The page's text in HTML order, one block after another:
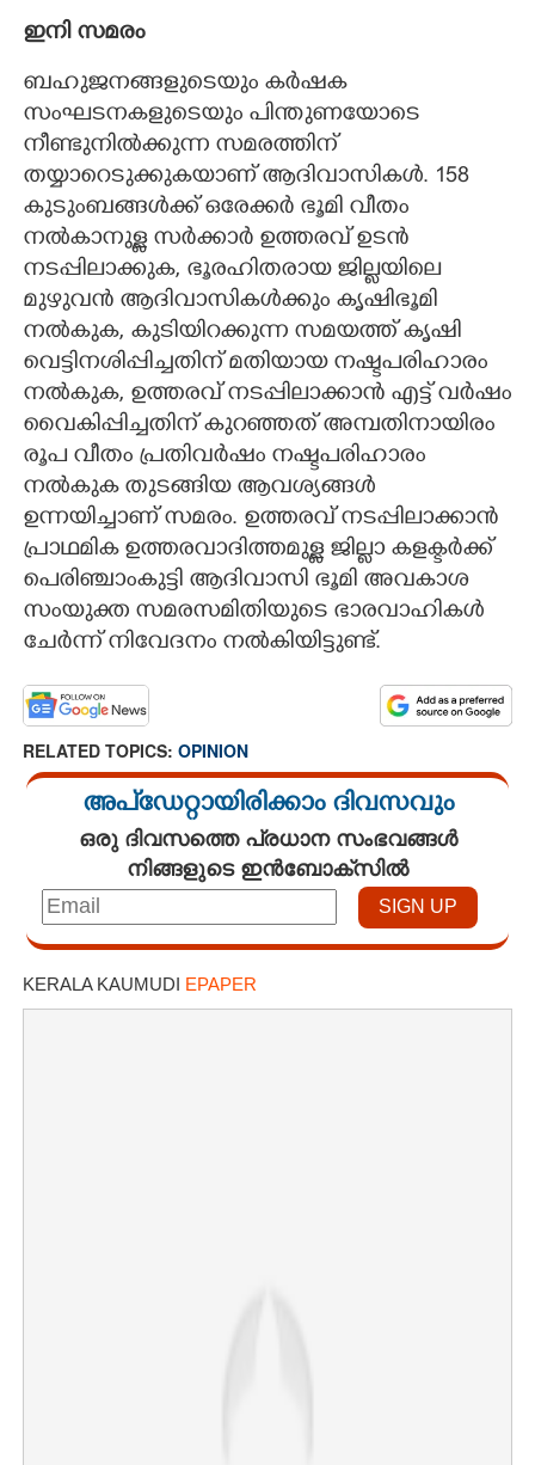
ഇനി സമരം
ബഹുജനങ്ങളുടെയും കർഷക
സംഘടനകളുടെയും പിന്തുണയോടെ
നീണ്ടുനിൽക്കുന്ന സമരത്തിന്
തയ്യാറെടുക്കുകയാണ് ആദിവാസികൾ. 158
കുടുംബങ്ങൾക്ക് ഒരേക്കർ ഭൂമി വീതം
നൽകാനുള്ള സർക്കാർ ഉത്തരവ് ഉടൻ
നടപ്പിലാക്കുക, ഭൂരഹിതരായ ജില്ലയിലെ
മുഴുവൻ ആദിവാസികൾക്കും കൃഷിഭൂമി
നൽകുക, കുടിയിറക്കുന്ന സമയത്ത് കൃഷി
വെട്ടിനശിപ്പിച്ചതിന് മതിയായ നഷ്ടപരിഹാരം
നൽകുക, ഉത്തരവ് നടപ്പിലാക്കാൻ എട്ട് വർഷം
വൈകിപ്പിച്ചതിന് കുറഞ്ഞത് അമ്പതിനായിരം
രൂപ വീതം പ്രതിവർഷം നഷ്ടപരിഹാരം
നൽകുക തുടങ്ങിയ ആവശ്യങ്ങൾ
ഉന്നയിച്ചാണ് സമരം. ഉത്തരവ് നടപ്പിലാക്കാൻ
പ്രാഥമിക ഉത്തരവാദിത്തമുള്ള ജില്ലാ കളക്ടർക്ക്
പെരിഞ്ചാംകുട്ടി ആദിവാസി ഭൂമി അവകാശ
സംയുക്ത സമരസമിതിയുടെ ഭാരവാഹികൾ
ചേർന്ന് നിവേദനം നൽകിയിട്ടുണ്ട്.
RELATED TOPICS: OPINION
അപ്ഡേറ്റായിരിക്കാം ദിവസവും
ഒരു ദിവസത്തെ പ്രധാന സംഭവങ്ങൾ
നിങ്ങളുടെ ഇൻബോക്സിൽ
KERALA KAUMUDI EPAPER
×
Copy Link